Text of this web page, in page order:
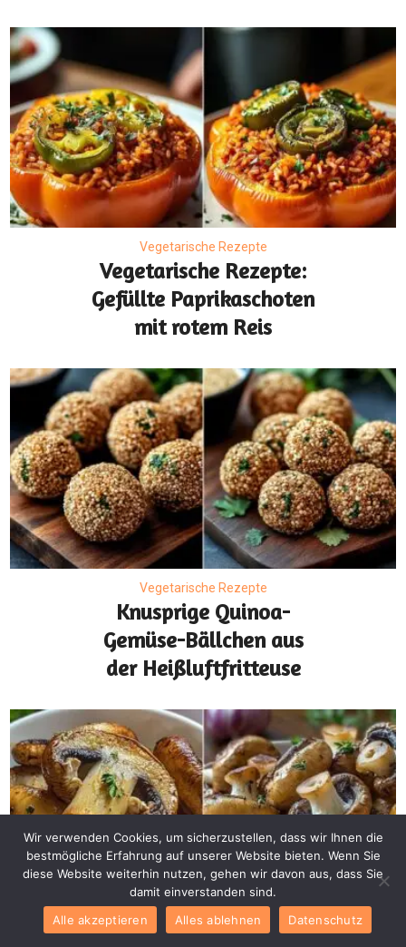
Vegetarische Rezepte
Vegetarische Rezepte:
Gefüllte Paprikaschoten
mit rotem Reis
Vegetarische Rezepte
Knusprige Quinoa-
Gemüse-Bällchen aus
der Heißluftfritteuse
Snacks Vegetarische Rezepte
Wir verwenden Cookies, um sicherzustellen, dass wir Ihnen die
bestmögliche Erfahrung auf unserer Website bieten. Wenn Sie
diese Website weiterhin nutzen, gehen wir davon aus, dass Sie
damit einverstanden sind.
Alle akzeptieren
Alles ablehnen Datenschutz